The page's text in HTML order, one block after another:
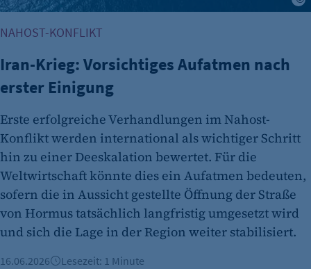
NAHOST-KONFLIKT
Iran-Krieg: Vorsichtiges Aufatmen nach
erster Einigung
Erste erfolgreiche Verhandlungen im Nahost-
Konflikt werden international als wichtiger Schritt
hin zu einer Deeskalation bewertet. Für die
Weltwirtschaft könnte dies ein Aufatmen bedeuten,
sofern die in Aussicht gestellte Öffnung der Straße
von Hormus tatsächlich langfristig umgesetzt wird
und sich die Lage in der Region weiter stabilisiert.
16.06.2026 Lesezeit: 1 Minute